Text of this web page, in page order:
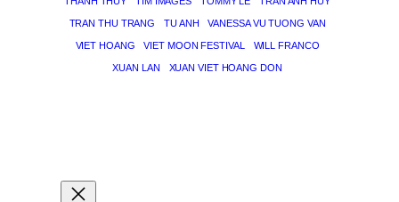
TRAN THU TRANG TU ANH VANESSA VU TUONG VAN
VIET HOANG VIET MOON FESTIVAL WILL FRANCO
XUAN LAN XUAN VIET HOANG DON